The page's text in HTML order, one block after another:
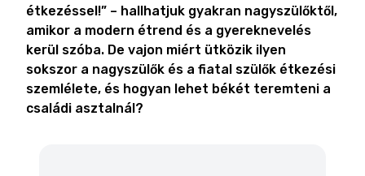
étkezéssel!” – hallhatjuk gyakran nagyszülőktől,
amikor a modern étrend és a gyereknevelés
kerül szóba. De vajon miért ütközik ilyen
sokszor a nagyszülők és a fiatal szülők étkezési
szemlélete, és hogyan lehet békét teremteni a
családi asztalnál?